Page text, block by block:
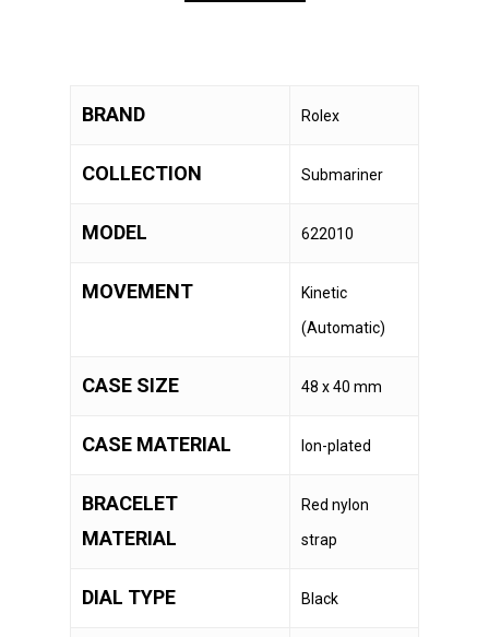
BRAND Rolex
COLLECTION Submariner
MODEL 622010
MOVEMENT
Kinetic
(Automatic)
CASE SIZE 48 x 40 mm
CASE MATERIAL Ion-plated
BRACELET
MATERIAL
Red nylon
strap
DIAL TYPE Black